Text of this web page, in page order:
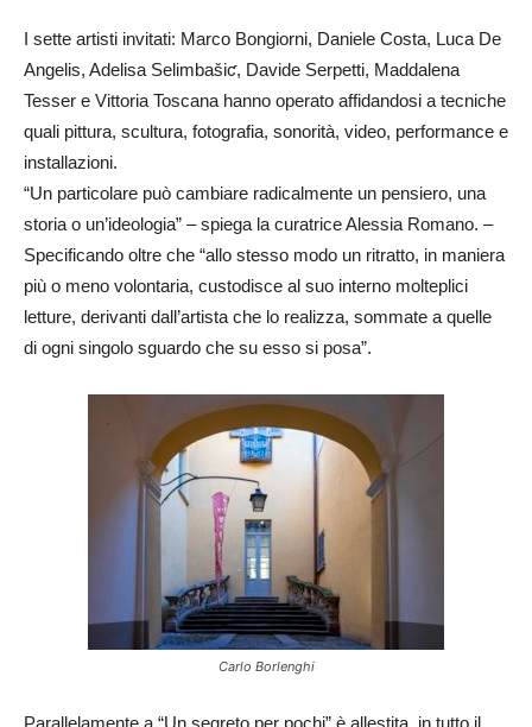
I sette artisti invitati: Marco Bongiorni, Daniele Costa, Luca De
Angelis, Adelisa Selimbašiƈ, Davide Serpetti, Maddalena
Tesser e Vittoria Toscana hanno operato affidandosi a tecniche
quali pittura, scultura, fotografia, sonorità, video, performance e
installazioni.
“Un particolare può cambiare radicalmente un pensiero, una
storia o un’ideologia” – spiega la curatrice Alessia Romano. –
Specificando oltre che “allo stesso modo un ritratto, in maniera
più o meno volontaria, custodisce al suo interno molteplici
letture, derivanti dall’artista che lo realizza, sommate a quelle
di ogni singolo sguardo che su esso si posa”.
Carlo Borlenghi
Parallelamente a “Un segreto per pochi” è allestita, in tutto il